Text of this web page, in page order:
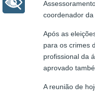
coordenador
Após as
para os crimes
profissional da
aprovado
A reunião de
+ Acessibilidade